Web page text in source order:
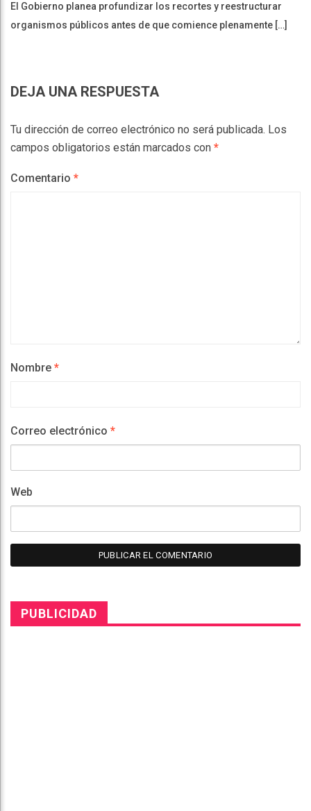
El Gobierno planea profundizar los recortes y reestructurar
organismos públicos antes de que comience plenamente […]
DEJA UNA RESPUESTA
Tu dirección de correo electrónico no será publicada. Los
campos obligatorios están marcados con *
Comentario *
Nombre *
Correo electrónico *
Web
PUBLICIDAD